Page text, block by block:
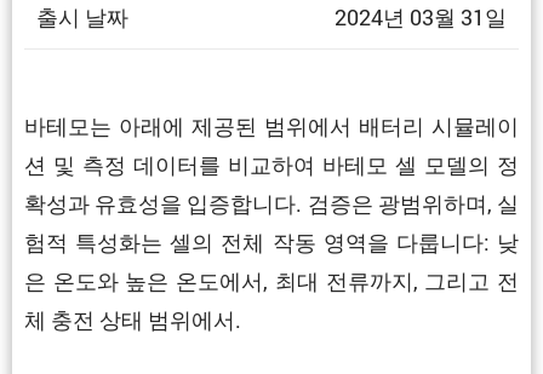
출시 날짜 2024년 03월 31일
바테모는 아래에 제공된 범위에서 배터리 시뮬레이
션 및 측정 데이터를 비교하여 바테모 셀 모델의 정
확성과 유효성을 입증합니다. 검증은 광범위하며, 실
험적 특성화는 셀의 전체 작동 영역을 다룹니다: 낮
은 온도와 높은 온도에서, 최대 전류까지, 그리고 전
체 충전 상태 범위에서.